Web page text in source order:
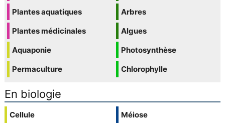
Plantes aquatiques
Plantes médicinales
Aquaponie
Permaculture
Arbres
Algues
Photosynthèse
Chlorophylle
En biologie
Cellule
Méiose